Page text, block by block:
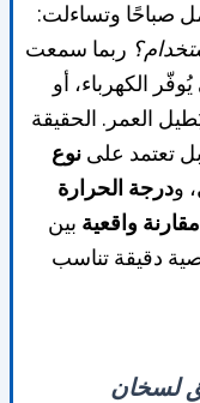
صباحًا وتساءلت:
ربما سمعت
الكهرباء، أو
العمر. الحقيقة
تعتمد على نوع
، ودرجة الحرارة
مقارنة واقعية بين
دقيقة تناسب
لسخان